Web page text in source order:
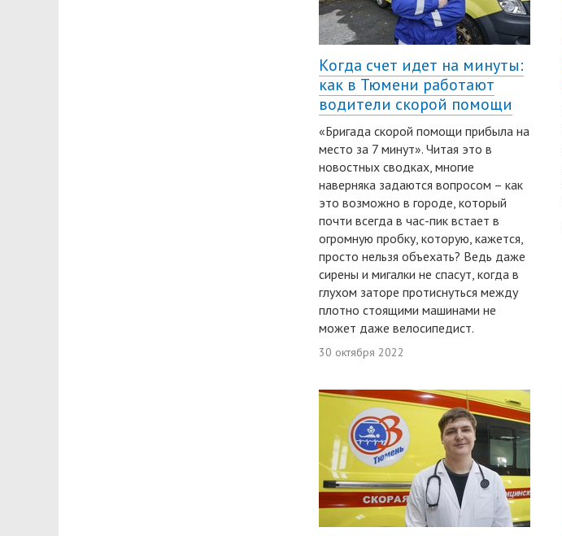
Когда счет идет на минуты:
как в Тюмени работают
водители скорой помощи
«Бригада скорой помощи прибыла на
место за 7 минут». Читая это в
новостных сводках, многие
наверняка задаются вопросом – как
это возможно в городе, который
почти всегда в час-пик встает в
огромную пробку, которую, кажется,
просто нельзя объехать? Ведь даже
сирены и мигалки не спасут, когда в
глухом заторе протиснуться между
плотно стоящими машинами не
может даже велосипедист.
30 октября 2022